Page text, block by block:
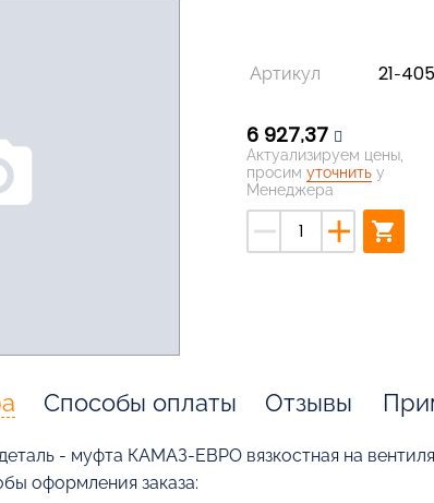
Артикул 21-
6 927,37
Актуализируем цены,
просим уточнитьу
Менеджера
remove add shopping_cart
Способы оплаты Отзывы
деталь - муфта КАМАЗ-ЕВРО вязкостная на
оформления заказа: